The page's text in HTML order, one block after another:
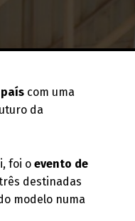
com uma
da
foi oevento de
destinadas
modelo numa